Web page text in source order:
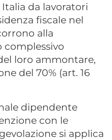
da lavoratori
fiscale nel
alla
loro ammontare,
del 70% (art. 16
dipendente
con le
si applica